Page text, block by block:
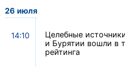
26 июля
14:10
Целебные
и Бурятии вошли в
рейтинга